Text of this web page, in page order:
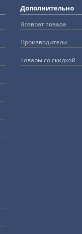
Дополнительно
Возврат товара
Производители
Товары со скидкой